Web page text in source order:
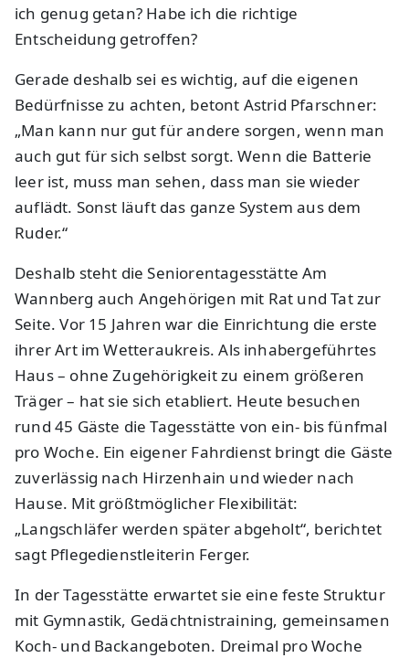
ich genug getan? Habe ich die richtige
Entscheidung getroffen?
Gerade deshalb sei es wichtig, auf die eigenen
Bedürfnisse zu achten, betont Astrid Pfarschner:
„Man kann nur gut für andere sorgen, wenn man
auch gut für sich selbst sorgt. Wenn die Batterie
leer ist, muss man sehen, dass man sie wieder
auflädt. Sonst läuft das ganze System aus dem
Ruder.“
Deshalb steht die Seniorentagesstätte Am
Wannberg auch Angehörigen mit Rat und Tat zur
Seite. Vor 15 Jahren war die Einrichtung die erste
ihrer Art im Wetteraukreis. Als inhabergeführtes
Haus – ohne Zugehörigkeit zu einem größeren
Träger – hat sie sich etabliert. Heute besuchen
rund 45 Gäste die Tagesstätte von ein- bis fünfmal
pro Woche. Ein eigener Fahrdienst bringt die Gäste
zuverlässig nach Hirzenhain und wieder nach
Hause. Mit größtmöglicher Flexibilität:
„Langschläfer werden später abgeholt“, berichtet
sagt Pflegedienstleiterin Ferger.
In der Tagesstätte erwartet sie eine feste Struktur
mit Gymnastik, Gedächtnistraining, gemeinsamen
Koch- und Backangeboten. Dreimal pro Woche